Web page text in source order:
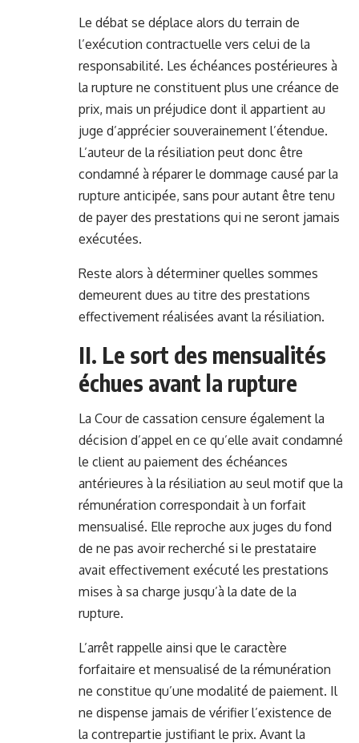
Le débat se déplace alors du terrain de
l’exécution contractuelle vers celui de la
responsabilité. Les échéances postérieures à
la rupture ne constituent plus une créance de
prix, mais un préjudice dont il appartient au
juge d’apprécier souverainement l’étendue.
L’auteur de la résiliation peut donc être
condamné à réparer le dommage causé par la
rupture anticipée, sans pour autant être tenu
de payer des prestations qui ne seront jamais
exécutées.
Reste alors à déterminer quelles sommes
demeurent dues au titre des prestations
effectivement réalisées avant la résiliation.
II. Le sort des mensualités
échues avant la rupture
La Cour de cassation censure également la
décision d’appel en ce qu’elle avait condamné
le client au paiement des échéances
antérieures à la résiliation au seul motif que la
rémunération correspondait à un forfait
mensualisé. Elle reproche aux juges du fond
de ne pas avoir recherché si le prestataire
avait effectivement exécuté les prestations
mises à sa charge jusqu’à la date de la
rupture.
L’arrêt rappelle ainsi que le caractère
forfaitaire et mensualisé de la rémunération
ne constitue qu’une modalité de paiement. Il
ne dispense jamais de vérifier l’existence de
la contrepartie justifiant le prix. Avant la